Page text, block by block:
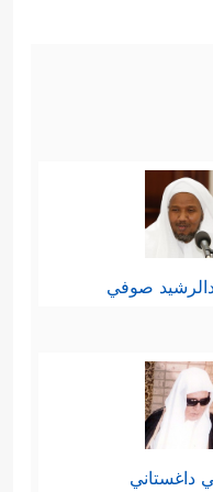
بِٱلۡعَذَابِ إِذَا
تُتۡلَىٰ عَلَیۡكُمۡ
﴿٦٦﴾
هَمَلًا
ءَابَاۤءَهُمُ ٱلۡأَوَّلِینَ
صوفي
داغستاني